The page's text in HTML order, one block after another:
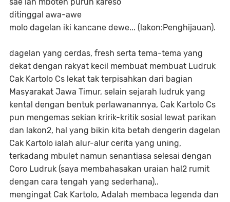
ditinggal awa-awe
molo dagelan iki kancane dewe... (lakon:Penghijauan).
dagelan yang cerdas, fresh serta tema-tema yang
dekat dengan rakyat kecil membuat membuat Ludruk
Cak Kartolo Cs lekat tak terpisahkan dari bagian
Masyarakat Jawa Timur, selain sejarah ludruk yang
kental dengan bentuk perlawanannya, Cak Kartolo Cs
pun mengemas sekian kririk-kritik sosial lewat parikan
dan lakon2, hal yang bikin kita betah dengerin dagelan
Cak Kartolo ialah alur-alur cerita yang uning,
terkadang mbulet namun senantiasa selesai dengan
Coro Ludruk (saya membahasakan uraian hal2 rumit
dengan cara tengah yang sederhana),.
mengingat Cak Kartolo, Adalah membaca legenda dan